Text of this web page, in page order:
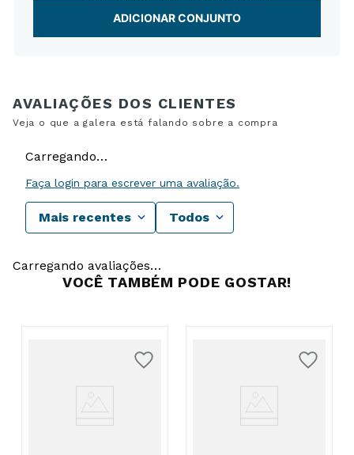
ADICIONAR CONJUNTO
Carregando…
Faça login para escrever uma avaliação.
Mais recentes Todos
Carregando avaliações…
VOCÊ TAMBÉM PODE GOSTAR!